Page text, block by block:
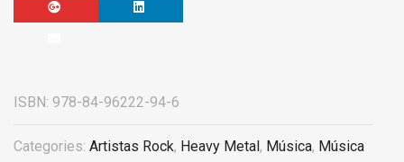
ISBN: 978-84-96222-94-6
Categories: Artistas Rock, Heavy Metal , Música, Música